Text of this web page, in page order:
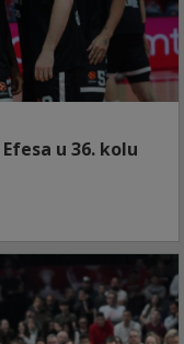
u 36. kolu